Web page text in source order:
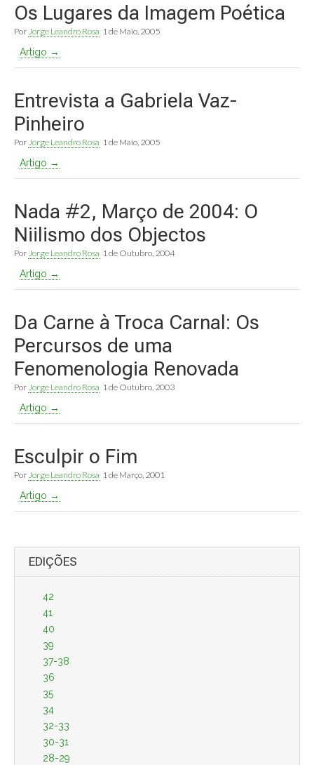
Os Lugares da Imagem Poética
Por Jorge Leandro Rosa 1 de Maio, 2005
Artigo →
Entrevista a Gabriela Vaz-
Pinheiro
Por Jorge Leandro Rosa 1 de Maio, 2005
Artigo →
Nada #2, Março de 2004: O
Niilismo dos Objectos
Por Jorge Leandro Rosa 1 de Outubro, 2004
Artigo →
Da Carne à Troca Carnal: Os
Percursos de uma
Fenomenologia Renovada
Por Jorge Leandro Rosa 1 de Outubro, 2003
Artigo →
Esculpir o Fim
Por Jorge Leandro Rosa 1 de Março, 2001
Artigo →
EDIÇÕES
42
41
40
39
37-38
36
35
34
32-33
30-31
28-29